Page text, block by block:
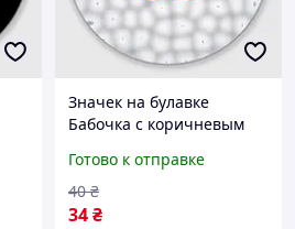
Значек на булавке
Бабочка с коричневым
Готово к отправке
34₴
40 ₴